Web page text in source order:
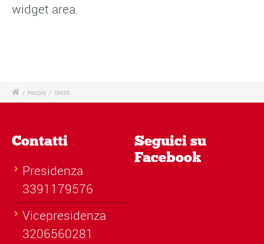
widget area.
/ People / SM35
Contatti
Presidenza
3391179576
Vicepresidenza
3206560281
Seguici su
Facebook